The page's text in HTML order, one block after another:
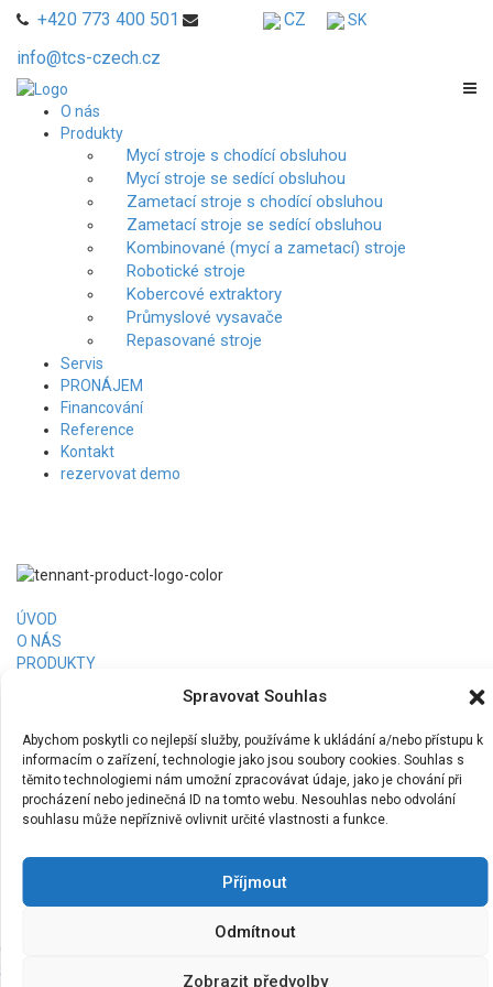
Spravovat Souhlas
Abychom poskytli co nejlepší služby, používáme k ukládání a/nebo přístupu k
informacím o zařízení, technologie jako jsou soubory cookies. Souhlas s
těmito technologiemi nám umožní zpracovávat údaje, jako je chování při
procházení nebo jedinečná ID na tomto webu. Nesouhlas nebo odvolání
souhlasu může nepříznivě ovlivnit určité vlastnosti a funkce.
Příjmout
Odmítnout
Zobrazit předvolby
+420 773 400 501
info@tcs-czech.cz
CZ SK
O nás
Produkty
Mycí stroje s chodící obsluhou
Mycí stroje se sedící obsluhou
Zametací stroje s chodící obsluhou
Zametací stroje se sedící obsluhou
Kombinované (mycí a zametací) stroje
Robotické stroje
Kobercové extraktory
Průmyslové vysavače
Repasované stroje
Servis
PRONÁJEM
Financování
Reference
Kontakt
rezervovat demo
ÚVOD
O NÁS
PRODUKTY
KONTAKT
Tennant Česká republika, s.r.o.
+420 773 400 501
info@tcs-czech.cz
Spravovat souhlas
Zásady cookies (EU) | Ochrana osobních údajů